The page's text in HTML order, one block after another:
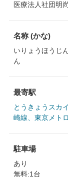
医療法人社団明
名称 (かな)
いりょうほうじ
ん
最寄駅
とうきょうスカ
崎線、東京メト
駐車場
あり
無料:1台